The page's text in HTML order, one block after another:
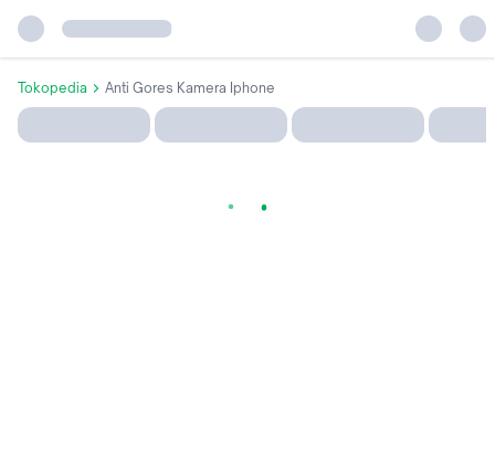
Tokopedia Anti Gores Kamera Iphone